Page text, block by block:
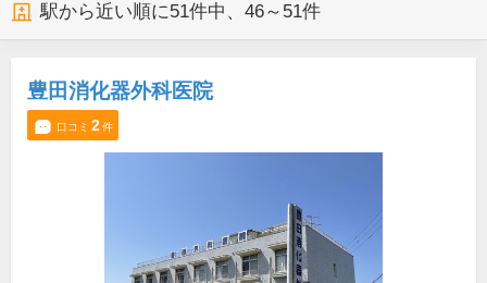
駅から近い順に51件中、 46～51件
豊田消化器外科医院
口コミ 2件